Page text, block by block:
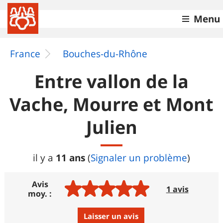
Menu
France Bouches-du-Rhône
Entre vallon de la
Vache, Mourre et Mont
Julien
il y a 11 ans(Signaler un problème)
Avis
moy. :
1 avis
Laisser un avis